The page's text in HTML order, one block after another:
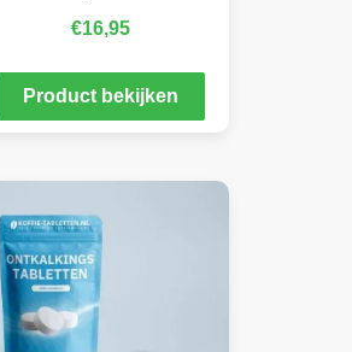
€16,95
Product bekijken